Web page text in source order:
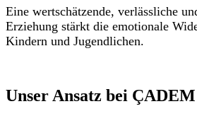
Eine wertschätzende, verlässliche
Erziehung stärkt die emotionale
Kindern und Jugendlichen.
Unser Ansatz bei